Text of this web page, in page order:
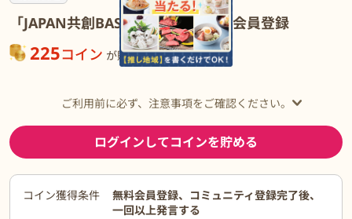
「JAPAN共創BASE りろかる」無料会員登録
225コイン が貯まる
ご利用前に必ず、注意事項をご確認ください。
ログインしてコインを貯める
コイン獲得条件
無料会員登録、コミュニティ登録完了後、
一回以上発言する